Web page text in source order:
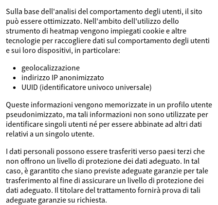
Sulla base dell'analisi del comportamento degli utenti, il sito
può essere ottimizzato. Nell'ambito dell'utilizzo dello
strumento di heatmap vengono impiegati cookie e altre
tecnologie per raccogliere dati sul comportamento degli utenti
e sui loro dispositivi, in particolare:
geolocalizzazione
indirizzo IP anonimizzato
UUID (identificatore univoco universale)
Queste informazioni vengono memorizzate in un profilo utente
pseudonimizzato, ma tali informazioni non sono utilizzate per
identificare singoli utenti né per essere abbinate ad altri dati
relativi a un singolo utente.
I dati personali possono essere trasferiti verso paesi terzi che
non offrono un livello di protezione dei dati adeguato. In tal
caso, è garantito che siano previste adeguate garanzie per tale
trasferimento al fine di assicurare un livello di protezione dei
dati adeguato. Il titolare del trattamento fornirà prova di tali
adeguate garanzie su richiesta.